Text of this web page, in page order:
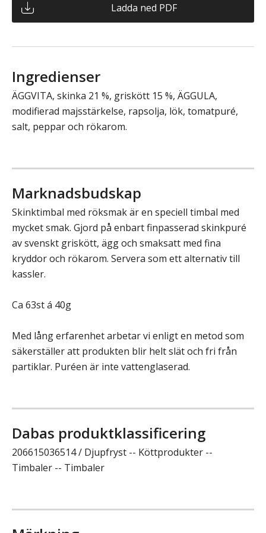
Ladda ned PDF
Ingredienser
ÄGGVITA, skinka 21 %, griskött 15 %, ÄGGULA,
modifierad majsstärkelse, rapsolja, lök, tomatpuré,
salt, peppar och rökarom.
Marknadsbudskap
Skinktimbal med röksmak är en speciell timbal med
mycket smak. Gjord på enbart finpasserad skinkpuré
av svenskt griskött, ägg och smaksatt med fina
kryddor och rökarom. Servera som ett alternativ till
kassler.
Ca 63st á 40g
Med lång erfarenhet arbetar vi enligt en metod som
säkerställer att produkten blir helt slät och fri från
partiklar. Puréen är inte vattenglaserad.
Dabas produktklassificering
206615036514 / Djupfryst -- Köttprodukter --
Timbaler -- Timbaler